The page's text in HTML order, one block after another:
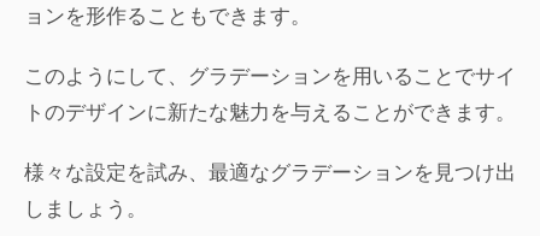
ョンを形作ることもできます。
このようにして、グラデーションを用いることでサイ
トのデザインに新たな魅力を与えることができます。
様々な設定を試み、最適なグラデーションを見つけ出
しましょう。